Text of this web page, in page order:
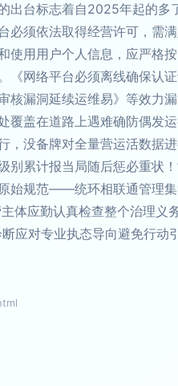
台标志着自2025年起的多
须依法取得经营许可，需
用用户个人信息，应严格
网络平台必须离线确保认
漏洞延续运维易》等效力
盖在道路上遇难确防偶发
没备牌对全量营运活数据
累计报当局随后惩必重状
始规范——统环相联通管理
体应勤认真检查整个治理
应对专业执态导向避免行